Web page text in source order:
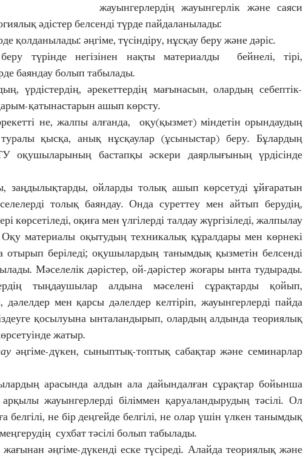
жауынгерлердің жауынгерлік және саяси
әдістер белсенді түрде пайдаланылады:
қолданылады: әңгіме, түсіндіру, нұсқау беру және дәріс.
түрінде негізінен нақты материалды  бейнелі, тірі,
баяндау болып табылады.
үрдістердің, әрекеттердің мағынасын, олардың себептік-
қатынастарын ашып көрсту.
не, жалпы алғанда,  оқу(қызмет) міндетін орындаудың
туралы қысқа, анық нұсқаулар (ұсыныстар) беру. Бұлардың
оқушыларының бастапқы әскери даярлығының үрдісінде
заңдылықтарды, ойларды толық ашып көрсетуді ұйғаратын
толық баяндау. Онда суреттеу мен айтып берудің,
көрсетіледі, оқиға мен үлгілерді талдау жүргізіледі, жалпылау
материалы оқытудың техникалық құралдары мен көрнекі
отырып беріледі; оқушылардың танымдық қызметін белсенді
Мәселелік дәрістер, ой-дәрістер жоғары ынта тудырады.
тыңдаушылар алдына мәселені сұрақтарды қойып,
мен қарсы дәлелдер келтіріп, жауынгерлерді пайда
қосылуына ынталандырып, олардың алдында теориялық
жатыр.
әңгіме-дүкен, сыныптық-топтық сабақтар және семинарлар
арасында алдын ала дайындалған сұрақтар бойынша
жауынгерлерді біліммен қаруаландырудың тәсілі. Ол
не бір деңгейде белгілі, не олар үшін үлкен танымдық
сухбат тәсілі болып табылады.
әңгіме-дүкенді еске түсіреді. Алайда теориялық және